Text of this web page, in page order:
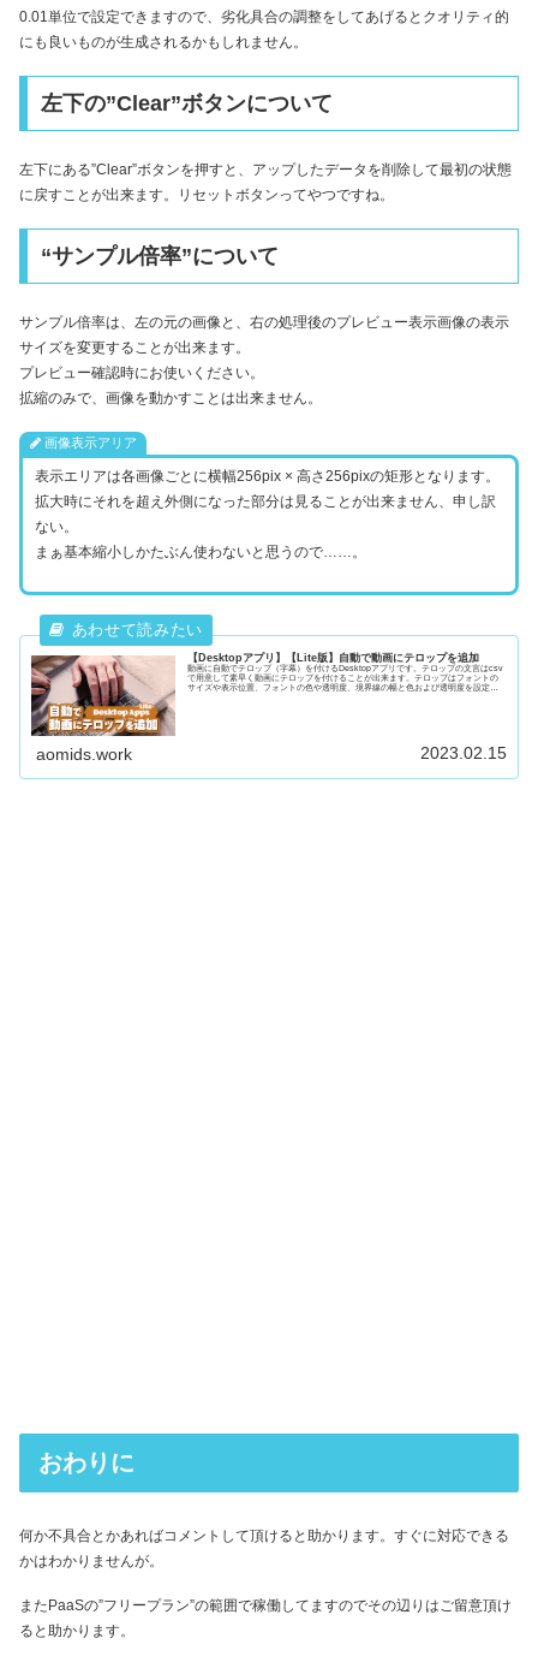
0.01単位で設定できますので、劣化具合の調整をしてあげるとクオリティ的
にも良いものが生成されるかもしれません。
左下の”Clear”ボタンについて
左下にある”Clear”ボタンを押すと、アップしたデータを削除して最初の状態
に戻すことが出来ます。リセットボタンってやつですね。
“サンプル倍率”について
サンプル倍率は、左の元の画像と、右の処理後のプレビュー表示画像の表示
サイズを変更することが出来ます。
プレビュー確認時にお使いください。
拡縮のみで、画像を動かすことは出来ません。
画像表示アリア
表示エリアは各画像ごとに横幅256pix × 高さ256pixの矩形となります。
拡大時にそれを超え外側になった部分は見ることが出来ません、申し訳
ない。
まぁ基本縮小しかたぶん使わないと思うので……。
【Desktopアプリ】【Lite版】自動で動画にテロップを追加
動画に自動でテロップ（字幕）を付けるDesktopアプリです。テロップの文言はcsv
で用意して素早く動画にテロップを付けることが出来ます。テロップはフォントの
サイズや表示位置、フォントの色や透明度、境界線の幅と色および透明度を設定す
aomids.work 2023.02.15
おわりに
何か不具合とかあればコメントして頂けると助かります。すぐに対応できる
かはわかりませんが。
またPaaSの”フリープラン”の範囲で稼働してますのでその辺りはご留意頂け
ると助かります。